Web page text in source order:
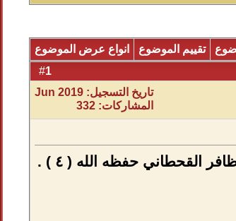
تقييم الموضوع
انواع عرض الموضوع
1
تاريخ التسجيل: Jun 2019
المشاركات: 332
القحطاني حفظه الله ( ٤ ) .